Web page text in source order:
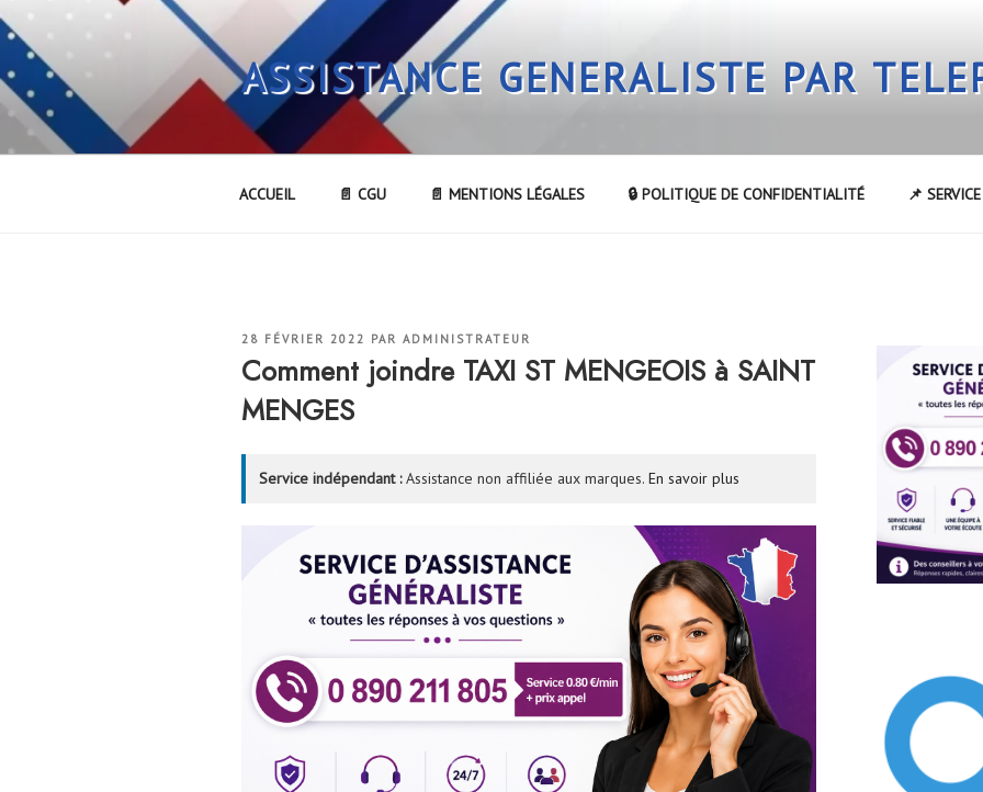
Aller
au
contenu
principal
ASSISTANCE GENERALISTE PAR
ACCUEIL 📄 CGU 📄 MENTIONS LÉGALES 🔒 POLITIQUE DE CONFIDENTIALITÉ 📌
PUBLIÉ
28 FÉVRIER 2022 PAR ADMINISTRATEUR
Comment joindre TAXI ST MENGEOIS à SAINT
MENGES
Service indépendant :Assistance non affiliée aux marques. En savoir plus